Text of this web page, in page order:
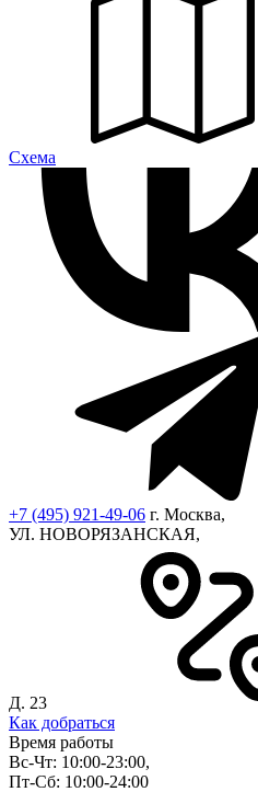
Cхема
+7 (495) 921-49-06 г. Москва,
УЛ. НОВОРЯЗАНСКАЯ,
Д. 23
Как добраться
Время работы
Вс-Чт: 10:00-23:00,
Пт-Сб: 10:00-24:00